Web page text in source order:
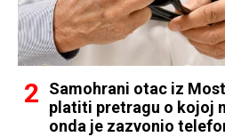
Samohrani otac iz
platiti pretragu o kojoj
onda je zazvonio